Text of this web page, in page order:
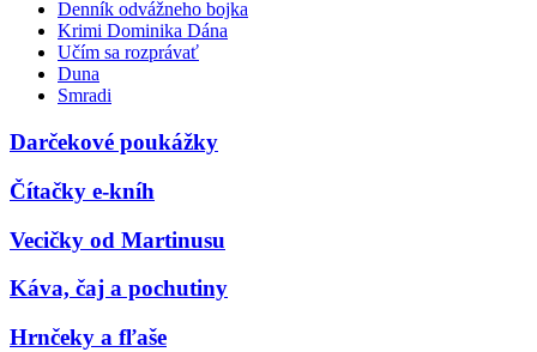
Denník odvážneho bojka
Krimi Dominika Dána
Učím sa rozprávať
Duna
Smradi
Darčekové poukážky
Čítačky e-kníh
Vecičky od Martinusu
Káva, čaj a pochutiny
Hrnčeky a fľaše